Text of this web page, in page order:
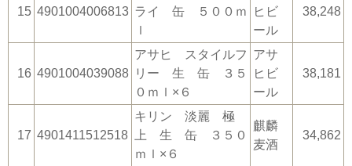
15 4901004006813 ライ 缶 ５００ｍ
ｌ
ヒビ
ール
38,248
16 4901004039088
アサヒ スタイルフ
リー 生 缶 ３５
０ｍｌ×６
アサ
ヒビ
ール
38,181
17 4901411512518
キリン 淡麗 極
上 生 缶 ３５０
ｍｌ×６
麒麟
麦酒
34,862